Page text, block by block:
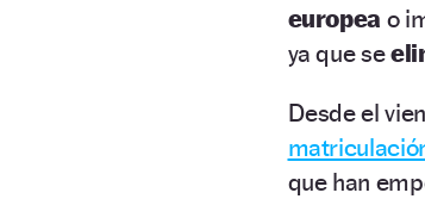
europea o
ya que se
Desde el
que han